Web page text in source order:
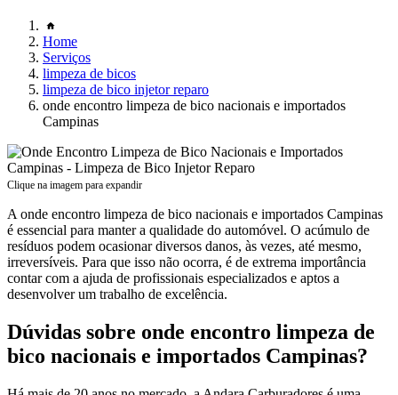
Home
Serviços
limpeza de bicos
limpeza de bico injetor reparo
onde encontro limpeza de bico nacionais e importados
Campinas
Clique na imagem para expandir
A onde encontro limpeza de bico nacionais e importados Campinas
é essencial para manter a qualidade do automóvel. O acúmulo de
resíduos podem ocasionar diversos danos, às vezes, até mesmo,
irreversíveis. Para que isso não ocorra, é de extrema importância
contar com a ajuda de profissionais especializados e aptos a
desenvolver um trabalho de excelência.
Dúvidas sobre onde encontro limpeza de
bico nacionais e importados Campinas?